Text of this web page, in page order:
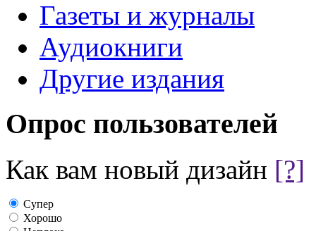
Газеты и журналы
Аудиокниги
Другие издания
Опрос пользователей
Как вам новый дизайн [?]
Супер
Хорошо